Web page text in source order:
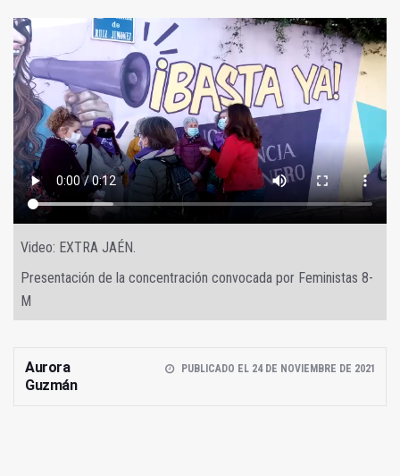
Video: EXTRA JAÉN.
Presentación de la concentración convocada por Feministas 8-
M
Aurora
Guzmán
PUBLICADO EL 24 DE NOVIEMBRE DE 2021